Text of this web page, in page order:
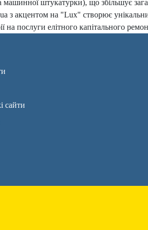
штукатурки), що збільшує
з акцентом на "Lux" створює
послуги елітного капітального
сайти